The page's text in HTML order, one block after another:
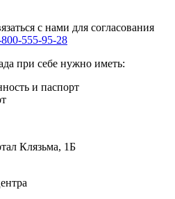
с нами для согласования
555-95-28
при себе нужно иметь:
и паспорт
Клязьма, 1Б